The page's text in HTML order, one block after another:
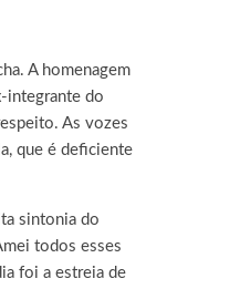
A homenagem
integrante do
As vozes
que é deficiente
sintonia do
todos esses
foi a estreia de